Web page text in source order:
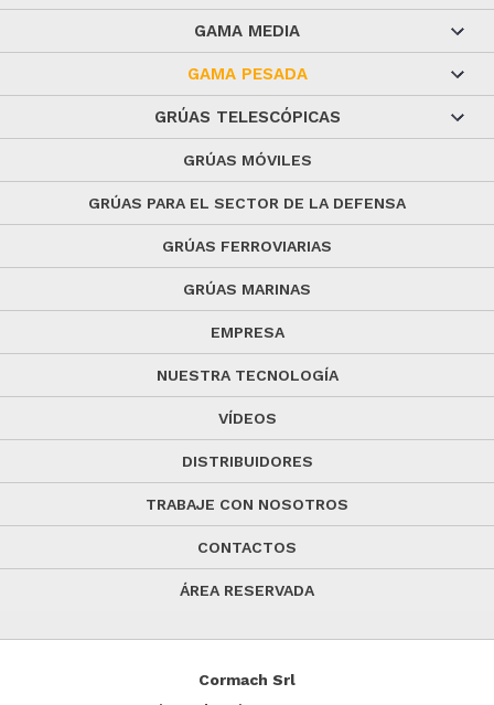
GAMA MEDIA
GAMA PESADA
GRÚAS TELESCÓPICAS
GRÚAS MÓVILES
GRÚAS PARA EL SECTOR DE LA DEFENSA
GRÚAS FERROVIARIAS
GRÚAS MARINAS
EMPRESA
NUESTRA TECNOLOGÍA
VÍDEOS
DISTRIBUIDORES
TRABAJE CON NOSOTROS
CONTACTOS
ÁREA RESERVADA
Cormach Srl